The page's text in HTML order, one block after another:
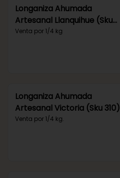
Longaniza Ahumada
Artesanal Llanquihue (Sku
136)
Venta por 1/4 kg
Longaniza Ahumada
Artesanal Victoria (Sku 310)
Venta por 1/4 kg.